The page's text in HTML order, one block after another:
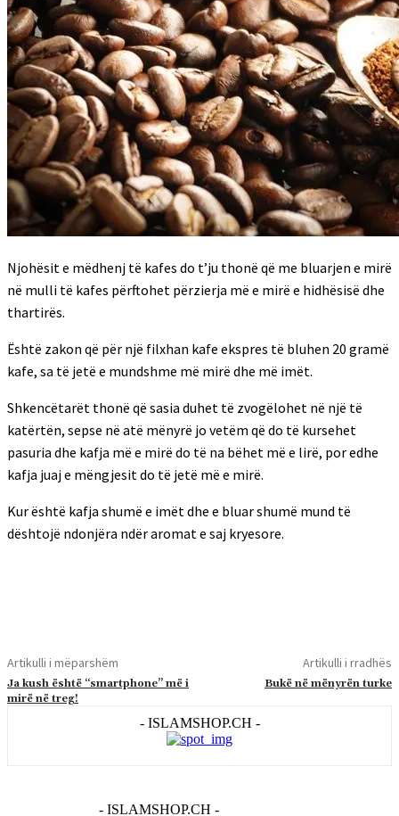
Njohësit e mëdhenj të kafes do t’ju thonë që me bluarjen e mirë
në mulli të kafes përftohet përzierja më e mirë e hidhësisë dhe
thartirës.
Është zakon që për një filxhan kafe ekspres të bluhen 20 gramë
kafe, sa të jetë e mundshme më mirë dhe më imët.
Shkencëtarët thonë që sasia duhet të zvogëlohet në një të
katërtën, sepse në atë mënyrë jo vetëm që do të kursehet
pasuria dhe kafja më e mirë do të na bëhet më e lirë, por edhe
kafja juaj e mëngjesit do të jetë më e mirë.
Kur është kafja shumë e imët dhe e bluar shumë mund të
dështojë ndonjëra ndër aromat e saj kryesore.
Artikulli i mëparshëm
Ja kush është “smartphone” më i
mirë në treg!
Artikulli i rradhës
Bukë në mënyrën turke
- ISLAMSHOP.CH -
- ISLAMSHOP.CH -